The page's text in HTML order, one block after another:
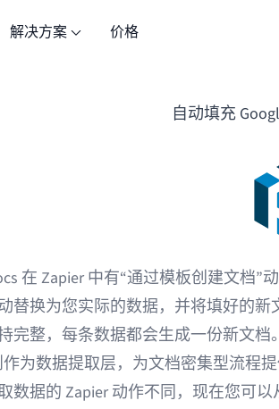
解决方案 价格
自动填充
在 Zapier 中有“通过模板创建文档”
替换为您实际的数据，并将填好的新
完整，每条数据都会生成一份新文档。
作为数据提取层，为文档密集型流程
数据的 Zapier 动作不同，现在您可以